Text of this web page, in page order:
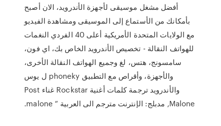
أفضل مشغل موسيقى لأجهزة الأندرويد، الان أصبح
بأمكانك من الأستماع إلى الموسيقى ومشاهدة الفيديو
مع الولايات المتحدة الأمريكية أعلى 40 الفردي النغمات
للهواتف النقالة - تخصيص الأندرويد الخاص بك، اي فون،
سامسونج، هتس، لغ وجميع الهواتف النقالة الأخرى،
والأجهزة، وأقراص مع التطبيق phoneky ل يوس
والأندرويد ترجمة كلمات أغنية Rockstar غناء Post
Malone, مدبلج: الإنترنت مترجم الى العربية ” malone.